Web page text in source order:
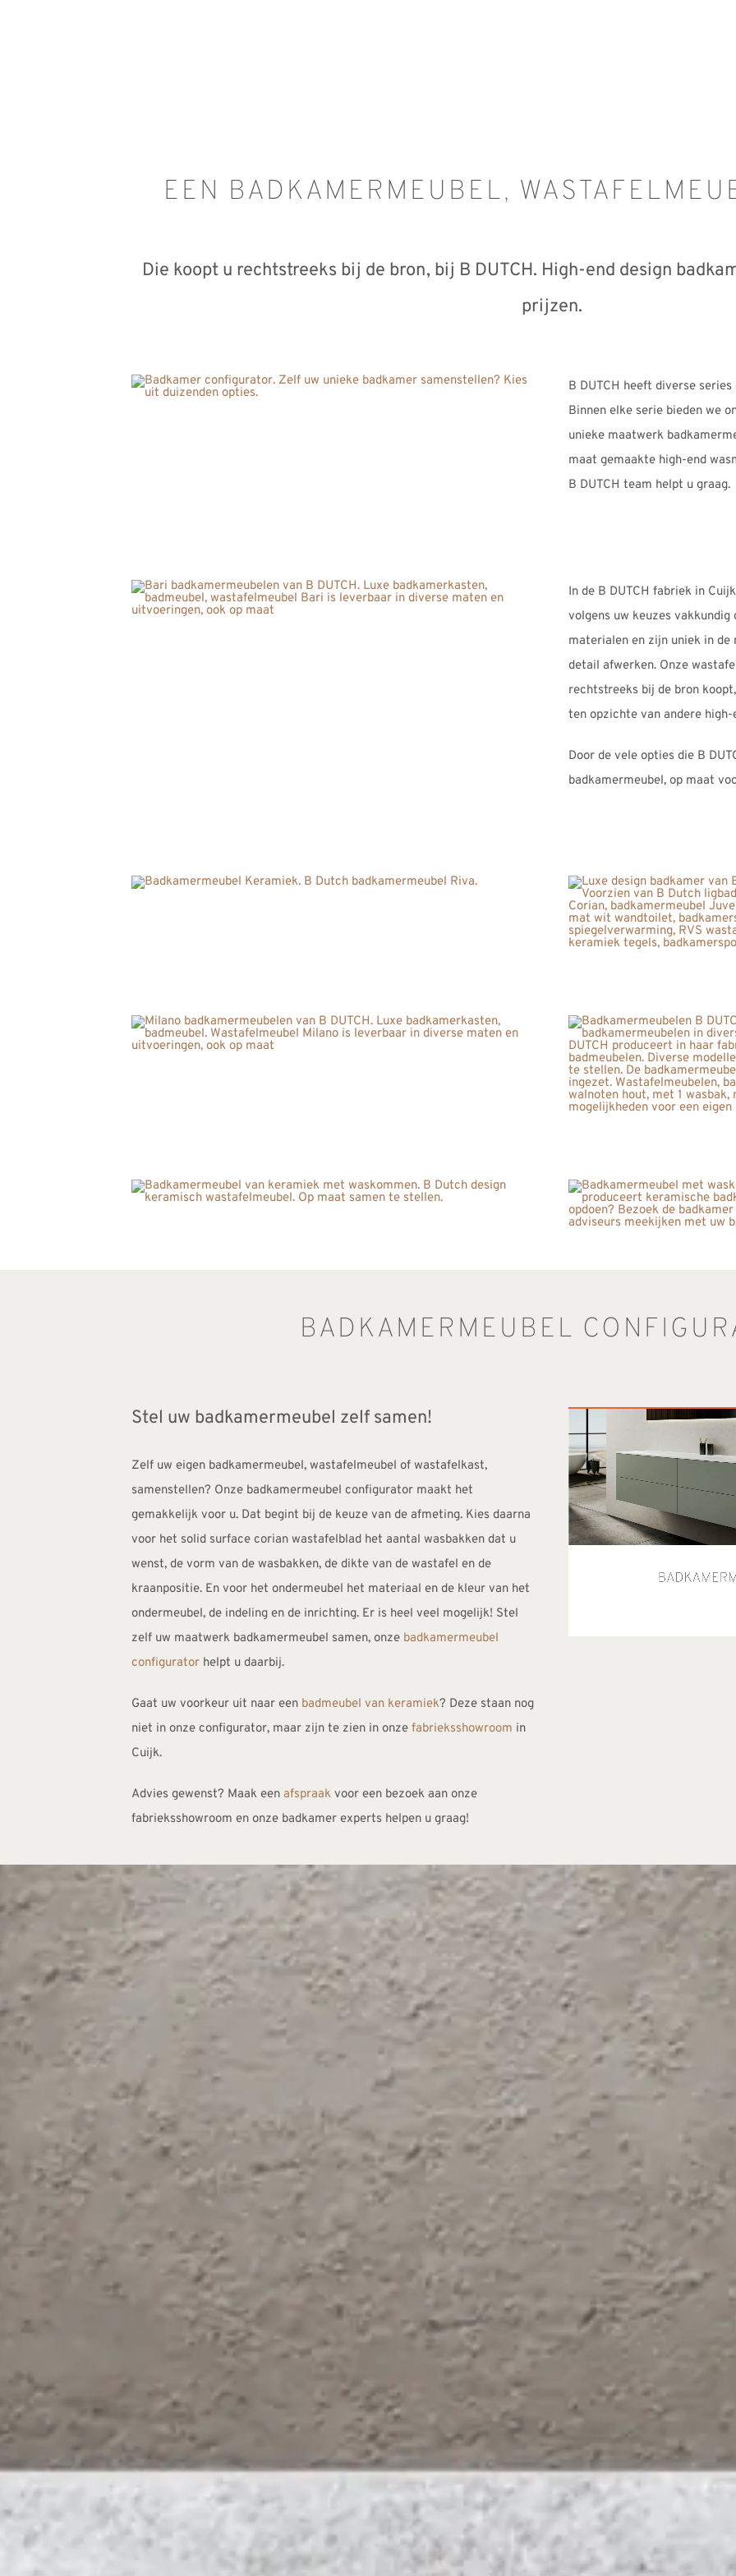
EEN BADKAMERMEUBEL,
Die koopt u rechtstreeks bij de bron, bij B DUTCH. High-end design
prijzen.
B DUTCH heeft diverse
Binnen elke serie bieden we
unieke maatwerk
maat gemaakte high-end
B DUTCH team helpt u graag.
In de B DUTCH fabriek in
volgens uw keuzes
materialen en zijn uniek in
detail afwerken. Onze
rechtstreeks bij de bron
ten opzichte van andere
Door de vele opties die B
badkamermeubel, op maat
BADKAMERMEUBEL
Stel uw badkamermeubel zelf samen!
Zelf uw eigen badkamermeubel, wastafelmeubel of wastafelkast,
samenstellen? Onze badkamermeubel configurator maakt het
gemakkelijk voor u. Dat begint bij de keuze van de afmeting. Kies daarna
voor het solid surface corian wastafelblad het aantal wasbakken dat u
wenst, de vorm van de wasbakken, de dikte van de wastafel en de
kraanpositie. En voor het ondermeubel het materiaal en de kleur van het
ondermeubel, de indeling en de inrichting. Er is heel veel mogelijk! Stel
zelf uw maatwerk badkamermeubel samen, onze badkamermeubel
configuratorhelpt u daarbij.
Gaat uw voorkeur uit naar een badmeubel van keramiek? Deze staan nog
niet in onze configurator, maar zijn te zien in onze fabrieksshowroom in
Cuijk.
Advies gewenst? Maak een afspraakvoor een bezoek aan onze
fabrieksshowroom en onze badkamer experts helpen u graag!